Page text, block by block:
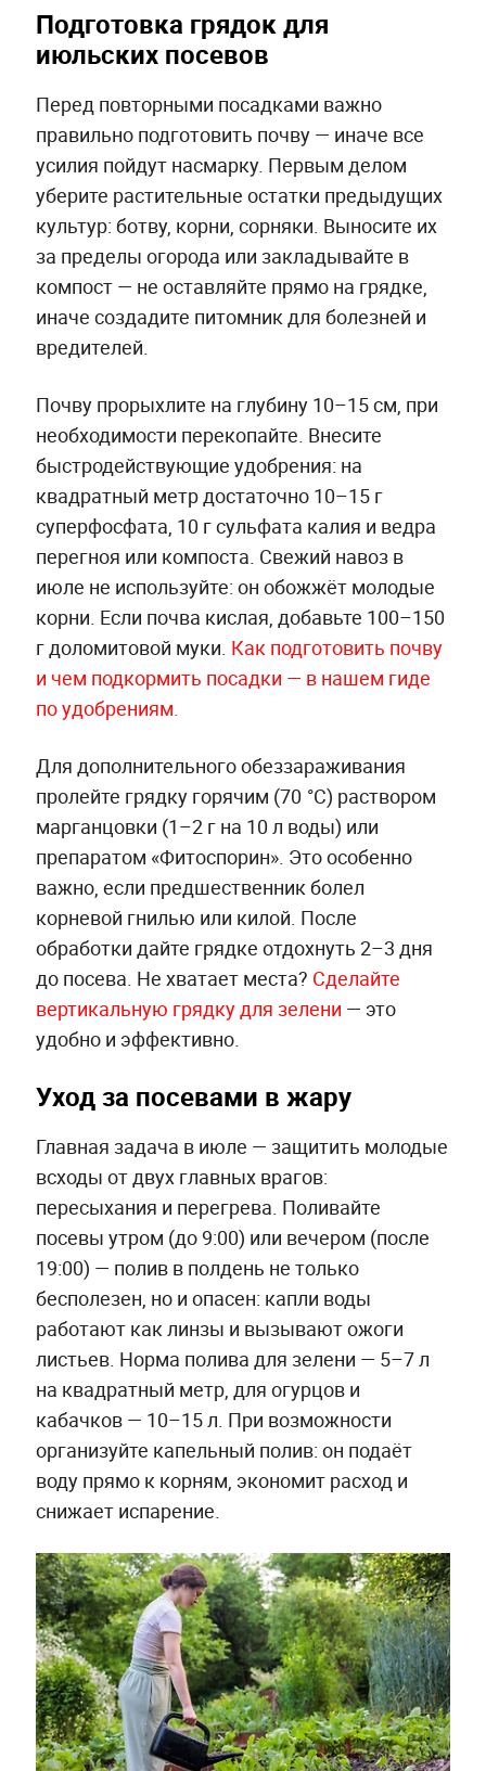
Подготовка грядок для
июльских посевов
Перед повторными посадками важно
правильно подготовить почву — иначе все
усилия пойдут насмарку. Первым делом
уберите растительные остатки предыдущих
культур: ботву, корни, сорняки. Выносите их
за пределы огорода или закладывайте в
компост — не оставляйте прямо на грядке,
иначе создадите питомник для болезней и
вредителей.
Почву прорыхлите на глубину 10–15 см, при
необходимости перекопайте. Внесите
быстродействующие удобрения: на
квадратный метр достаточно 10–15 г
суперфосфата, 10 г сульфата калия и ведра
перегноя или компоста. Свежий навоз в
июле не используйте: он обожжёт молодые
корни. Если почва кислая, добавьте 100–150
г доломитовой муки. Как подготовить почву
и чем подкормить посадки — в нашем гиде
по удобрениям.
Для дополнительного обеззараживания
пролейте грядку горячим (70 °С) раствором
марганцовки (1–2 г на 10 л воды) или
препаратом «Фитоспорин». Это особенно
важно, если предшественник болел
корневой гнилью или килой. После
обработки дайте грядке отдохнуть 2–3 дня
до посева. Не хватает места? Сделайте
вертикальную грядку для зелени — это
удобно и эффективно.
Уход за посевами в жару
Главная задача в июле — защитить молодые
всходы от двух главных врагов:
пересыхания и перегрева. Поливайте
посевы утром (до 9:00) или вечером (после
19:00) — полив в полдень не только
бесполезен, но и опасен: капли воды
работают как линзы и вызывают ожоги
листьев. Норма полива для зелени — 5–7 л
на квадратный метр, для огурцов и
кабачков — 10–15 л. При возможности
организуйте капельный полив: он подаёт
воду прямо к корням, экономит расход и
снижает испарение.